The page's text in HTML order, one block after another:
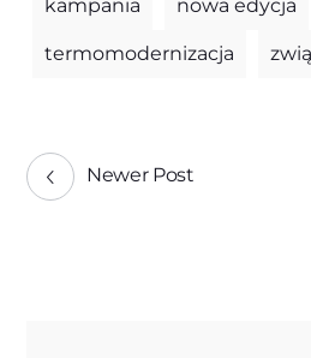
kampania nowa edycja
termomodernizacja
Newer Post